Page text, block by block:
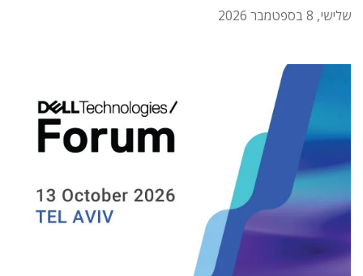
שלישי, 8 בספטמבר 2026